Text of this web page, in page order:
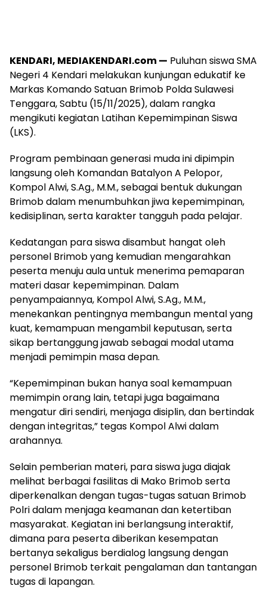
KENDARI, MEDIAKENDARI.com — Puluhan siswa SMA
Negeri 4 Kendari melakukan kunjungan edukatif ke
Markas Komando Satuan Brimob Polda Sulawesi
Tenggara, Sabtu (15/11/2025), dalam rangka
mengikuti kegiatan Latihan Kepemimpinan Siswa
(LKS).
Program pembinaan generasi muda ini dipimpin
langsung oleh Komandan Batalyon A Pelopor,
Kompol Alwi, S.Ag., M.M., sebagai bentuk dukungan
Brimob dalam menumbuhkan jiwa kepemimpinan,
kedisiplinan, serta karakter tangguh pada pelajar.
Kedatangan para siswa disambut hangat oleh
personel Brimob yang kemudian mengarahkan
peserta menuju aula untuk menerima pemaparan
materi dasar kepemimpinan. Dalam
penyampaiannya, Kompol Alwi, S.Ag., M.M.,
menekankan pentingnya membangun mental yang
kuat, kemampuan mengambil keputusan, serta
sikap bertanggung jawab sebagai modal utama
menjadi pemimpin masa depan.
“Kepemimpinan bukan hanya soal kemampuan
memimpin orang lain, tetapi juga bagaimana
mengatur diri sendiri, menjaga disiplin, dan bertindak
dengan integritas,” tegas Kompol Alwi dalam
arahannya.
Selain pemberian materi, para siswa juga diajak
melihat berbagai fasilitas di Mako Brimob serta
diperkenalkan dengan tugas-tugas satuan Brimob
Polri dalam menjaga keamanan dan ketertiban
masyarakat. Kegiatan ini berlangsung interaktif,
dimana para peserta diberikan kesempatan
bertanya sekaligus berdialog langsung dengan
personel Brimob terkait pengalaman dan tantangan
tugas di lapangan.